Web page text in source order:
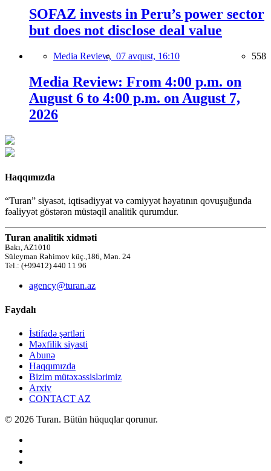
SOFAZ invests in Peru’s power sector
but does not disclose deal value
Media Review, 07 avqust, 16:10 558
Media Review: From 4:00 p.m. on
August 6 to 4:00 p.m. on August 7,
2026
Haqqımızda
“Turan” siyasət, iqtisadiyyat və cəmiyyət həyatının qovuşuğunda
fəaliyyət göstərən müstəqil analitik qurumdur.
Turan analitik xidməti
Bakı, AZ1010
Süleyman Rəhimov küç.,186, Mən. 24
Tel.: (+99412) 440 11 96
agency@turan.az
Faydalı
İstifadə şərtləri
Məxfilik siyasti
Abunə
Haqqımızda
Bizim mütəxəssislərimiz
Arxiv
CONTACT AZ
© 2026 Turan. Bütün hüquqlar qorunur.